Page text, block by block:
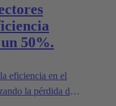
50%.
eficiencia en el
la pérdida de